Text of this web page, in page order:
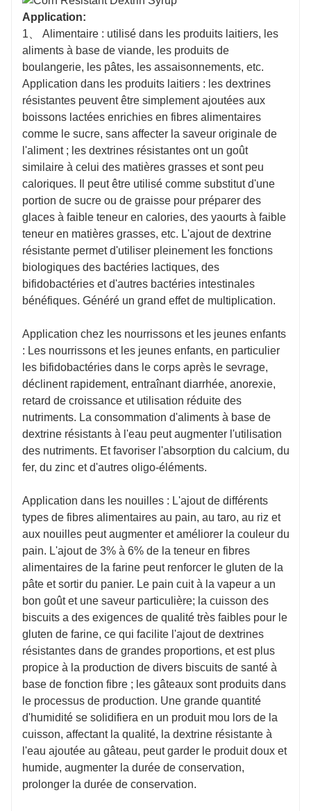
Application:
1、 Alimentaire : utilisé dans les produits laitiers, les
aliments à base de viande, les produits de
boulangerie, les pâtes, les assaisonnements, etc.
Application dans les produits laitiers : les dextrines
résistantes peuvent être simplement ajoutées aux
boissons lactées enrichies en fibres alimentaires
comme le sucre, sans affecter la saveur originale de
l'aliment ; les dextrines résistantes ont un goût
similaire à celui des matières grasses et sont peu
caloriques. Il peut être utilisé comme substitut d'une
portion de sucre ou de graisse pour préparer des
glaces à faible teneur en calories, des yaourts à faible
teneur en matières grasses, etc. L'ajout de dextrine
résistante permet d'utiliser pleinement les fonctions
biologiques des bactéries lactiques, des
bifidobactéries et d'autres bactéries intestinales
bénéfiques. Généré un grand effet de multiplication.
Application chez les nourrissons et les jeunes enfants
: Les nourrissons et les jeunes enfants, en particulier
les bifidobactéries dans le corps après le sevrage,
déclinent rapidement, entraînant diarrhée, anorexie,
retard de croissance et utilisation réduite des
nutriments. La consommation d'aliments à base de
dextrine résistants à l'eau peut augmenter l'utilisation
des nutriments. Et favoriser l'absorption du calcium, du
fer, du zinc et d'autres oligo-éléments.
Application dans les nouilles : L'ajout de différents
types de fibres alimentaires au pain, au taro, au riz et
aux nouilles peut augmenter et améliorer la couleur du
pain. L'ajout de 3% à 6% de la teneur en fibres
alimentaires de la farine peut renforcer le gluten de la
pâte et sortir du panier. Le pain cuit à la vapeur a un
bon goût et une saveur particulière; la cuisson des
biscuits a des exigences de qualité très faibles pour le
gluten de farine, ce qui facilite l'ajout de dextrines
résistantes dans de grandes proportions, et est plus
propice à la production de divers biscuits de santé à
base de fonction fibre ; les gâteaux sont produits dans
le processus de production. Une grande quantité
d'humidité se solidifiera en un produit mou lors de la
cuisson, affectant la qualité, la dextrine résistante à
l'eau ajoutée au gâteau, peut garder le produit doux et
humide, augmenter la durée de conservation,
prolonger la durée de conservation.